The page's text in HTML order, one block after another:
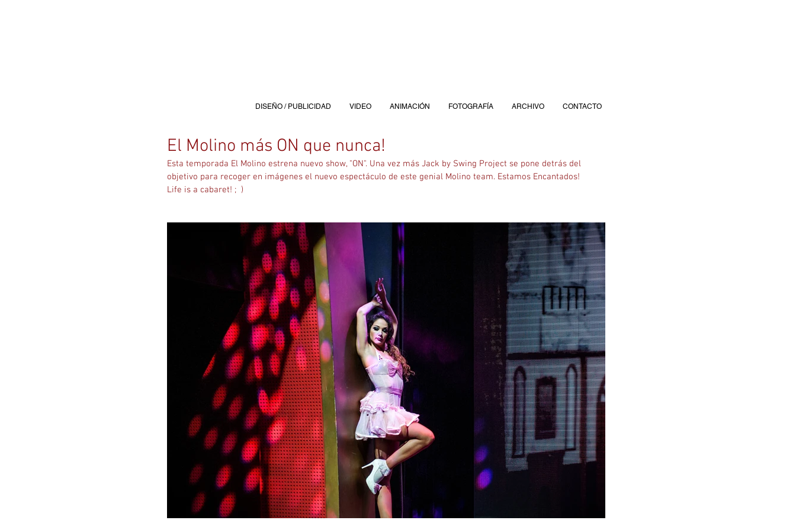
El Molino más ON que nunca!
Esta temporada El Molino estrena nuevo show, "ON". Una vez más Jack by Swing Project se pone detrás del
objetivo para recoger en imágenes el nuevo espectáculo de este genial Molino team. Estamos Encantados!
Life is a cabaret! ;  )
DISEÑO / PUBLICIDAD VIDEO ANIMACIÓN FOTOGRAFÍA ARCHIVO CONTACTO